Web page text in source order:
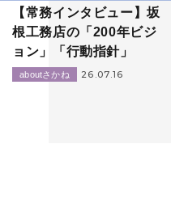
【常務インタビュー】坂
根工務店の「200年ビジ
ョン」「行動指針」
aboutさかね 26.07.16